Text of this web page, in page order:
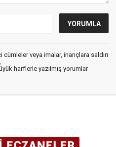
veya imalar, inançlara saldırı
harflerle yazılmış yorumlar